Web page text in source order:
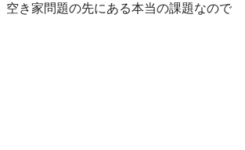
空き家問題の先にある本当の課題なので